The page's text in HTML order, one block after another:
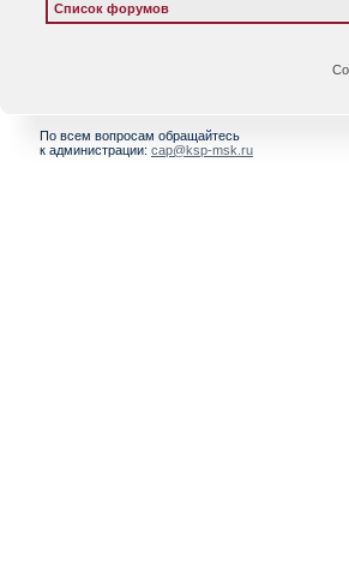
Список форумов
По всем вопросам обращайтесь
к администрации: cap@ksp-msk.ru